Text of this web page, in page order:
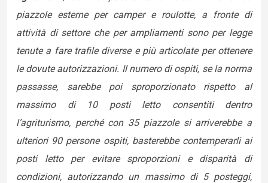
piazzole esterne per camper e roulotte, a fronte di
attività di settore che per ampliamenti sono per legge
tenute a fare trafile diverse e più articolate per ottenere
le dovute autorizzazioni. Il numero di ospiti, se la norma
passasse, sarebbe poi sproporzionato rispetto al
massimo di 10 posti letto consentiti dentro
l’agriturismo, perché con 35 piazzole si arriverebbe a
ulteriori 90 persone ospiti, basterebbe contemperarli ai
posti letto per evitare sproporzioni e disparità di
condizioni, autorizzando un massimo di 5 posteggi,